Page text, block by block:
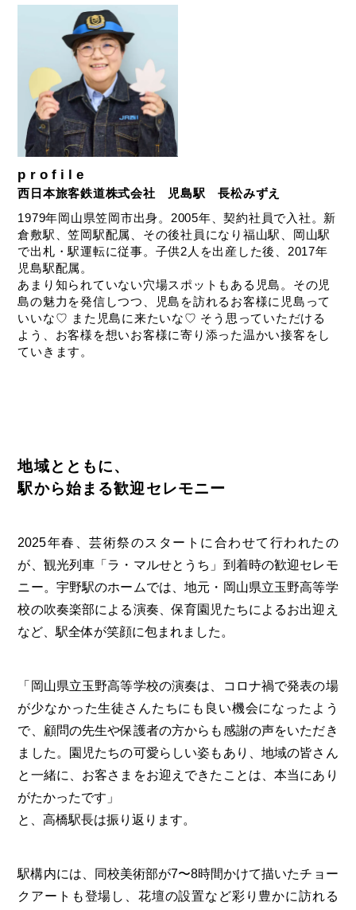
profile
西日本旅客鉄道株式会社 児島駅 長松みずえ
1979年岡山県笠岡市出身。2005年、契約社員で入社。新
倉敷駅、笠岡駅配属、その後社員になり福山駅、岡山駅
で出札・駅運転に従事。子供2人を出産した後、2017年
児島駅配属。
あまり知られていない穴場スポットもある児島。その児
島の魅力を発信しつつ、児島を訪れるお客様に児島って
いいな♡ また児島に来たいな♡ そう思っていただける
よう、お客様を想いお客様に寄り添った温かい接客をし
ていきます。
地域とともに、
駅から始まる歓迎セレモニー
2025年春、芸術祭のスタートに合わせて行われたの
が、観光列車「ラ・マルせとうち」到着時の歓迎セレモ
ニー。宇野駅のホームでは、地元・岡山県立玉野高等学
校の吹奏楽部による演奏、保育園児たちによるお出迎え
など、駅全体が笑顔に包まれました。
「岡山県立玉野高等学校の演奏は、コロナ禍で発表の場
が少なかった生徒さんたちにも良い機会になったよう
で、顧問の先生や保護者の方からも感謝の声をいただき
ました。園児たちの可愛らしい姿もあり、地域の皆さん
と一緒に、お客さまをお迎えできたことは、本当にあり
がたかったです」
と、高橋駅長は振り返ります。
駅構内には、同校美術部が7〜8時間かけて描いたチョー
クアートも登場し、花壇の設置など彩り豊かに訪れる